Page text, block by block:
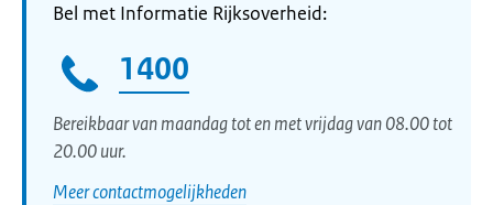
Bel met Informatie Rijksoverheid:
1400
Bereikbaar van maandag tot en met vrijdag van 08.00 tot
20.00 uur.
Meer contactmogelijkheden